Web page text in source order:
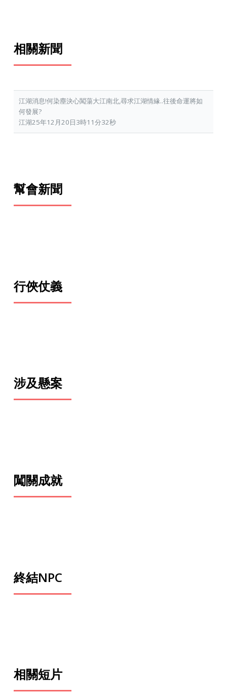
相關新聞
江湖消息!何染塵決心闖蕩大江南北,尋求江湖情緣..往後命運將如
何發展?
江湖25年12月20日3時11分32秒
幫會新聞
行俠仗義
涉及懸案
闖關成就
終結NPC
相關短片